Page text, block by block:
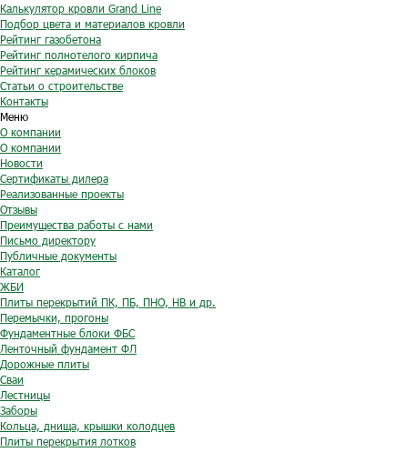
Калькулятор кровли Grand Line
Подбор цвета и материалов кровли
Рейтинг газобетона
Рейтинг полнотелого кирпича
Рейтинг керамических блоков
Статьи о строительстве
Контакты
Меню
О компании
О компании
Новости
Сертификаты дилера
Реализованные проекты
Отзывы
Преимущества работы с нами
Письмо директору
Публичные документы
Каталог
ЖБИ
Плиты перекрытий ПК, ПБ, ПНО, НВ и др.
Перемычки, прогоны
Фундаментные блоки ФБС
Ленточный фундамент ФЛ
Дорожные плиты
Сваи
Лестницы
Заборы
Кольца, днища, крышки колодцев
Плиты перекрытия лотков